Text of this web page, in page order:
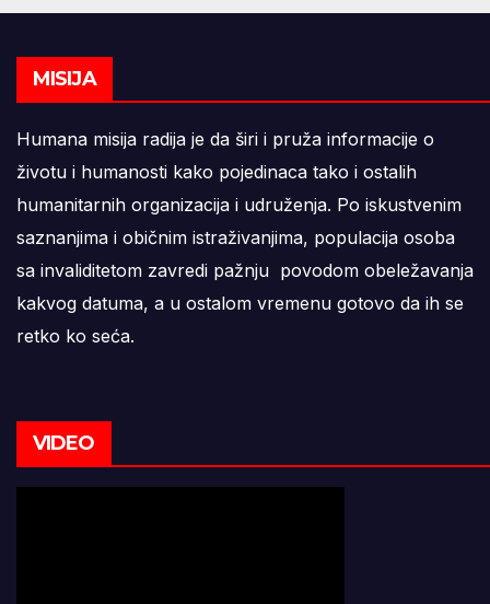
MISIJA
Humana misija radija je da širi i pruža informacije o
životu i humanosti kako pojedinaca tako i ostalih
humanitarnih organizacija i udruženja. Po iskustvenim
saznanjima i običnim istraživanjima, populacija osoba
sa invaliditetom zavredi pažnju povodom obeležavanja
kakvog datuma, a u ostalom vremenu gotovo da ih se
retko ko seća.
VIDEO